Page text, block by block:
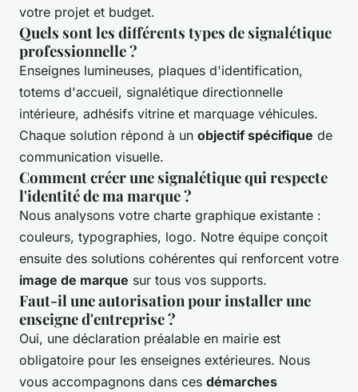
votre projet et budget.
Quels sont les différents types de signalétique
professionnelle ?
Enseignes lumineuses, plaques d'identification,
totems d'accueil, signalétique directionnelle
intérieure, adhésifs vitrine et marquage véhicules.
Chaque solution répond à un objectif spécifique de
communication visuelle.
Comment créer une signalétique qui respecte
l'identité de ma marque ?
Nous analysons votre charte graphique existante :
couleurs, typographies, logo. Notre équipe conçoit
ensuite des solutions cohérentes qui renforcent votre
image de marque sur tous vos supports.
Faut-il une autorisation pour installer une
enseigne d'entreprise ?
Oui, une déclaration préalable en mairie est
obligatoire pour les enseignes extérieures. Nous
vous accompagnons dans ces démarches